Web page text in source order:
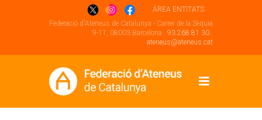
ÁREA ENTITATS
Federació d'Ateneus de Catalunya - Carrer de la Sèquia
9-11, 08003 Barcelona . 93 268 81 30 .
ateneus@ateneus.cat